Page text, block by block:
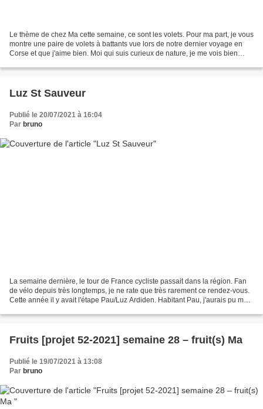
Le thème de chez Ma cette semaine, ce sont les volets. Pour ma part, je vous
montre une paire de volets à battants vue lors de notre dernier voyage en
Corse et que j'aime bien. Moi qui suis curieux de nature, je me vois bien
Luz St Sauveur
Publié le 20/07/2021 à 16:04
Par bruno
La semaine dernière, le tour de France cycliste passait dans la région. Fan
de vélo depuis très longtemps, je ne rate que très rarement ce rendez-vous.
Cette année il y avait l'étape Pau/Luz Ardiden. Habitant Pau, j'aurais pu me
Fruits [projet 52-2021] semaine 28 – fruit(s) Ma
Publié le 19/07/2021 à 13:08
Par bruno